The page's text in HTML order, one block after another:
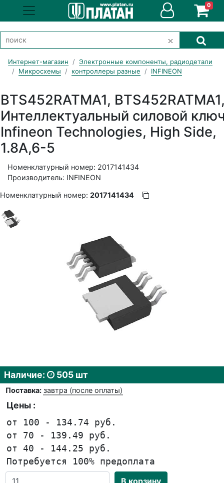
0
Интернет-магазин
Электронные компоненты, радиодетали
Микросхемы
контроллеры разные INFINEON
BTS452RATMA1,
Интеллектуальный силовой
Infineon Technologies, High Side,
1.8А,6-5
Номенклатурный номер: 2017141434
Производитель: INFINEON
Номенклатурный номер: 2017141434
Наличие: 505 шт
Поставка: завтра (после оплаты)
Цены :
от 100 - 134.74 руб.
от 70 - 139.49 руб.
от 40 - 144.25 руб.
Потребуется 100% предоплата
В корзину